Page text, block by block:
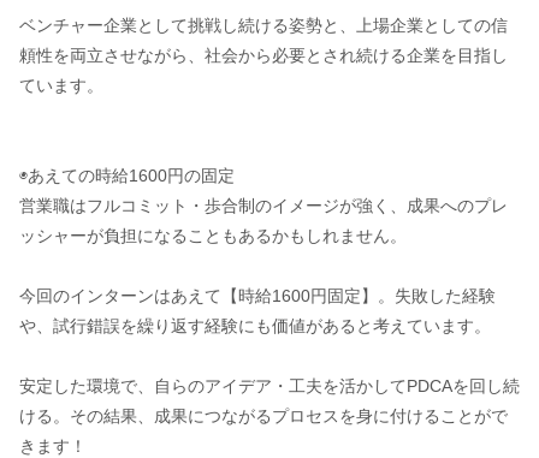
ベンチャー企業として挑戦し続ける姿勢と、上場企業としての信
頼性を両立させながら、社会から必要とされ続ける企業を目指し
ています。
◉あえての時給1600円の固定
営業職はフルコミット・歩合制のイメージが強く、成果へのプレ
ッシャーが負担になることもあるかもしれません。
今回のインターンはあえて【時給1600円固定】。失敗した経験
や、試行錯誤を繰り返す経験にも価値があると考えています。
安定した環境で、自らのアイデア・工夫を活かしてPDCAを回し続
ける。その結果、成果につながるプロセスを身に付けることがで
きます！